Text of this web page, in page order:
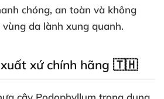
chóng, an toàn và không
da lành xung quanh.
xứ chính hãng 🇹🇭